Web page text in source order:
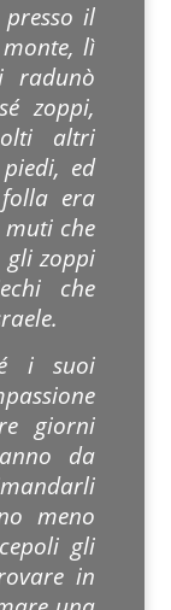
il
lì
zoppi,
altri
ed
era
che
zoppi
che
i suoi
giorni
da
meno
gli
in